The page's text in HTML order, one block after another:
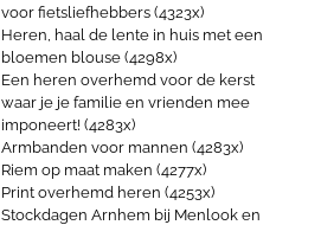
voor fietsliefhebbers (4323x)
Heren, haal de lente in huis met een
bloemen blouse (4298x)
Een heren overhemd voor de kerst
waar je je familie en vrienden mee
imponeert! (4283x)
Armbanden voor mannen (4283x)
Riem op maat maken (4277x)
Print overhemd heren (4253x)
Stockdagen Arnhem bij Menlook en